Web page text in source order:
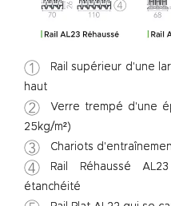
Rail supérieur d'une
haut
Verre trempé d'une
25kg/m²)
Chariots
Rail Réhaussé
étanchéité